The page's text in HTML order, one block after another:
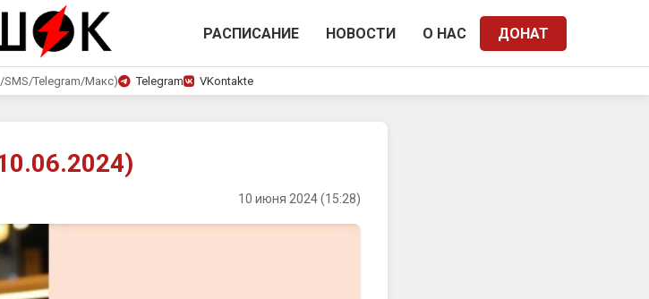
РАСПИСАНИЕ НОВОСТИ О НАС ДОНАТ
SMS/Telegram/Макс) Telegram VKontakte
10 июня 2024 (15:28)